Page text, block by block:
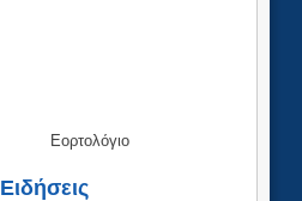
Εορτολόγιο
Ειδήσεις